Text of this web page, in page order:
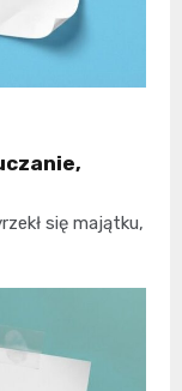
się majątku,